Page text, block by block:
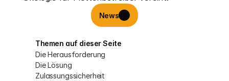
News
Themen auf dieser Seite
Die Herausforderung
Die Lösung
Zulassungssicherheit